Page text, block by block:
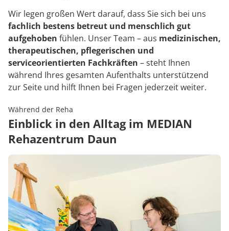
Wir legen großen Wert darauf, dass Sie sich bei uns
fachlich bestens betreut und menschlich gut
aufgehoben fühlen. Unser Team – aus medizinischen,
therapeutischen, pflegerischen und
serviceorientierten Fachkräften – steht Ihnen
während Ihres gesamten Aufenthalts unterstützend
zur Seite und hilft Ihnen bei Fragen jederzeit weiter.
Während der Reha
Einblick in den Alltag im MEDIAN
Rehazentrum Daun